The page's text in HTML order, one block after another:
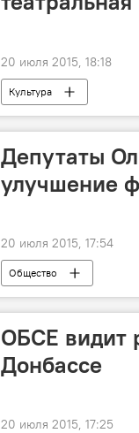
20 июля 2015, 18:18
Культура
Депутаты
улучшение
20 июля 2015, 17:54
Общество
ОБСЕ видит
Донбассе
20 июля 2015, 17:25